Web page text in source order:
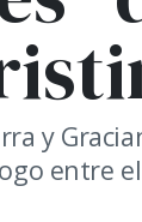
y
entre